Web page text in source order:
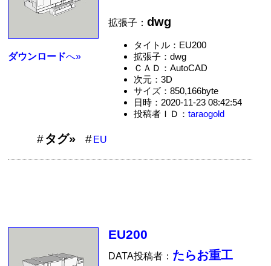
ダウンロードへ»
拡張子：dwg
タイトル：EU200
拡張子：dwg
ＣＡＤ：AutoCAD
次元：3D
サイズ：850,166byte
日時：2020-11-23 08:42:54
投稿者ＩＤ： taraogold
タグ» EU
EU200
DATA投稿者： たらお重工